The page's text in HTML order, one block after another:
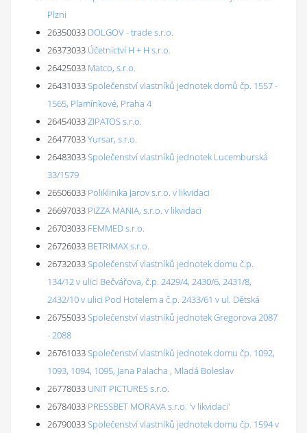
Plzni
26350033 DOLGOV - trade s.r.o.
26373033 Účetnictví H + H s.r.o.
26425033 Matco, s.r.o.
26431033Společenství vlastníků jednotek domů čp. 1557 -
1565, Plamínkové, Praha 4
26454033ZIPATOS s.r.o.
26477033Yursar, s.r.o.
26483033Společenství vlastníků jednotek Lucemburská
33/1579
26506033 Poliklinika Jarov s.r.o. v likvidaci
26697033 PIZZA MANIA, s.r.o. v likvidaci
26703033 FEMMED s.r.o.
26726033 BETRIMAX s.r.o.
26732033Společenství vlastníků jednotek domu č.p.
134/12 v ulici Bečvářova, č.p. 2429/4, 2430/6, 2431/8,
2432/10 v ulici Pod Hotelem a č.p. 2433/61 v ul. Dětská
26755033Společenství vlastníků jednotek Gregorova 2087
- 2088
26761033Společenství vlastníků jednotek domu čp. 1092,
1093, 1094, 1095, Jana Palacha , Mladá Boleslav
26778033 UNIT PICTURES s.r.o.
26784033 PRESSBET MORAVA s.r.o. 'v likvidaci'
26790033Společenství vlastníků jednotek domu čp. 1594 v